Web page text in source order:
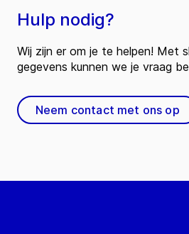
Hulp nodig?
Wij zijn er om je te helpen! Met
gegevens kunnen we je vraag
Neem contact met ons op